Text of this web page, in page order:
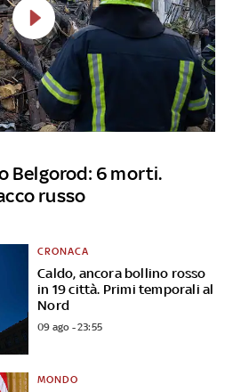
Belgorod: 6 morti.
russo
Caldo, ancora bollino rosso
in 19 città. Primi temporali al
Nord
CRONACA
09 ago - 23:55
MONDO